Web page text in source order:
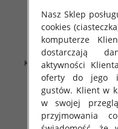
Komplet Chłopięca Roz 3-8,
kolor Paczka 5 szt
42.00 zł
szczegóły
Nasz Sklep
cookies
komputerze
dostarczają
aktywności
oferty do jego
gustów. Klient w
w swojej
przyjmowania